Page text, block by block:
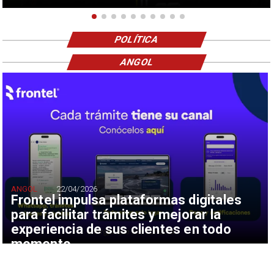
POLÍTICA
Frontel impulsa plataformas digitales
para facilitar trámites y mejorar la
experiencia de sus clientes en todo
momento
ANGOL 22/04/2026
ANGOL